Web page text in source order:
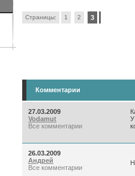
Страницы: 1 2 3
Комментарии
27.03.2009
Vodamut
Все комментарии
У
26.03.2009
Андрей
Все комментарии